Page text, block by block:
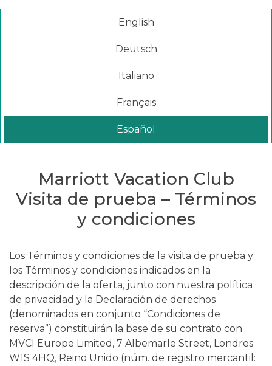
English
Deutsch
Italiano
Français
Español
Marriott Vacation Club
Visita de prueba – Términos
y condiciones
Los Términos y condiciones de la visita de prueba y
los Términos y condiciones indicados en la
descripción de la oferta, junto con nuestra política
de privacidad y la Declaración de derechos
(denominados en conjunto “Condiciones de
reserva”) constituirán la base de su contrato con
MVCI Europe Limited, 7 Albemarle Street, Londres
W1S 4HQ, Reino Unido (núm. de registro mercantil: